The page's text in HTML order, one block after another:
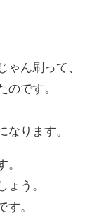
ゃん刷って、
のです。
なります。
。
ょう。
す。